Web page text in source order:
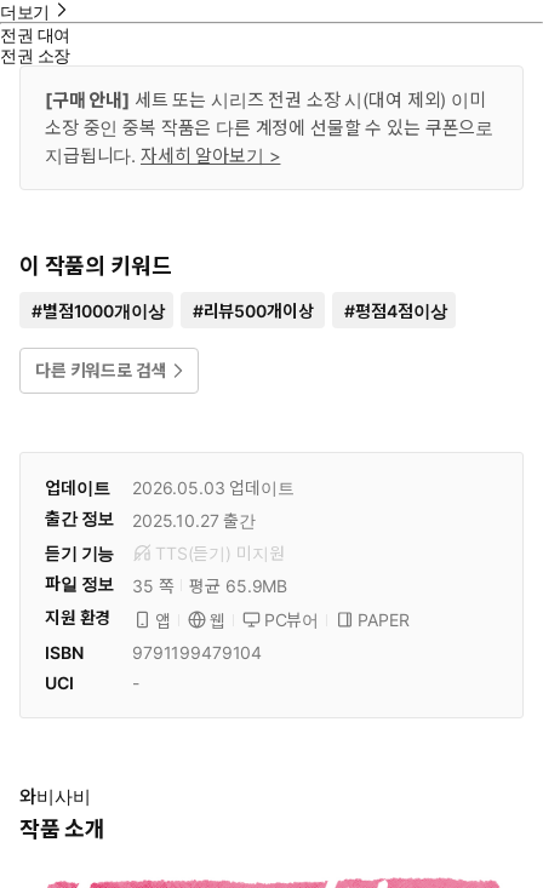
더보기
전권 대여
전권 소장
[구매 안내] 세트 또는 시리즈 전권 소장 시(대여 제외) 이미
소장 중인 중복 작품은 다른 계정에 선물할 수 있는 쿠폰으로
지급됩니다. 자세히 알아보기 >
이 작품의 키워드
#별점1000개이상 #리뷰500개이상 #평점4점이상
다른 키워드로 검색
업데이트 2026.05.03 업데이트
출간 정보
2025.10.27 출간
듣기 기능
TTS(듣기) 미 지원
파일 정보
35 쪽
평균 65.9MB
지원 환경
앱 웹 PC뷰어
PAPER
ISBN
9791199479104
UCI
-
와비사비
작품 소개